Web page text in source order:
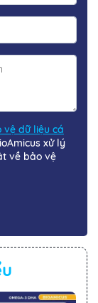
vệ dữ liệu cá
xử lý
về bảo vệ